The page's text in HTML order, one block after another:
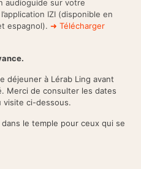
audioguide sur votre
IZI (disponible en
espagnol). ➜ Télécharger
déjeuner à Lérab Ling avant
Merci de consulter les dates
ci-dessous.
le temple pour ceux qui se